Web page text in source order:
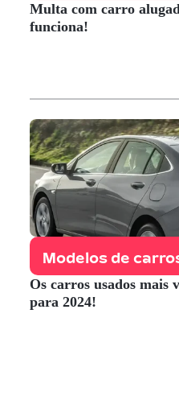
Multa com carro
funciona!
Modelos de
Os carros usados mais
para 2024!